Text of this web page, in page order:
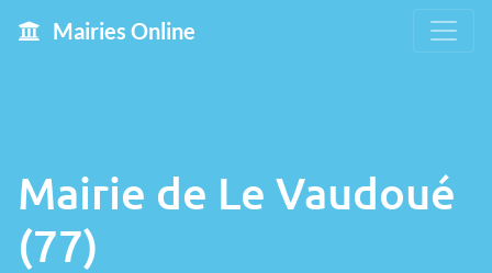
Mairies Online
Mairie de Le Vaudoué
(77)